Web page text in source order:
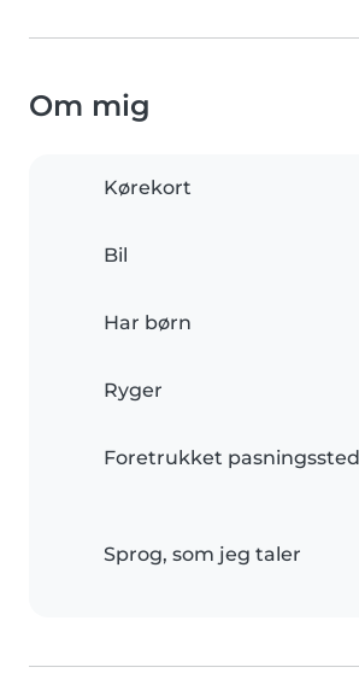
Om mig
Kørekort
Bil
Har børn
Ryger
Foretrukket pasningssted
Sprog, som jeg taler